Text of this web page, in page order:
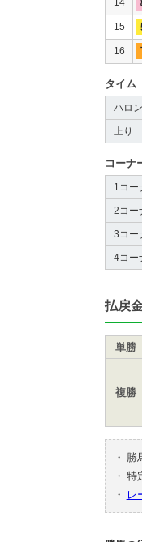
14
15
16
タイム
ハロ
上り
コーナ
1コー
2コー
3コー
4コー
払戻
単勝
複勝
・
勝
・ 特
・
レ